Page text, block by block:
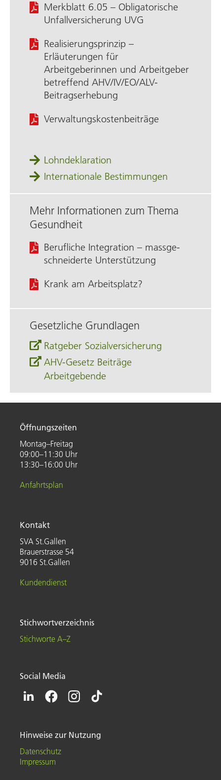
Merkblatt 6.05 – Obligatorische
Unfall­versicherung UVG
Realisierungsprinzip –
Erläuterungen für
Arbeitgeberinnen und Arbeitgeber
betreffend AHV/IV/EO/ALV-
Beitragserhebung
Verwaltungskosten­beiträge
Lohndeklaration
Internationale Bestimmungen
Mehr Informationen zum Thema
Gesundheit
Berufliche Integration – massge­
schneiderte Unter­stützung
Krank am Arbeitsplatz?
Gesetzliche Grundlagen
Ratgeber Sozialversicherung
AHV-Gesetz Beiträge
Arbeitgebende
Öffnungszeiten
Montag–Freitag
09:00–11:30 Uhr
13:30–16:00 Uhr
Anfahrtsplan
Kontakt
SVA St.Gallen
Brauerstrasse 54
9016 St.Gallen
Kundendienst
Stichwortverzeichnis
Stichworte A–Z
Social Media
Hinweise zur Nutzung
Datenschutz
Impressum